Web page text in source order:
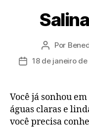
Autor
do
post
Por
Data18 de janeiro
Você já sonhou
águas claras e
você precisa